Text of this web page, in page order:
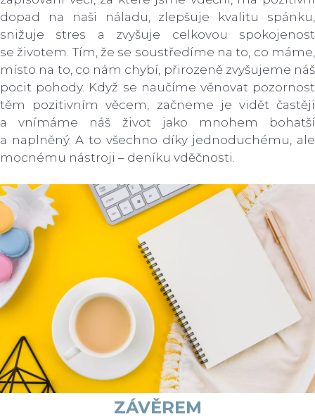
dopad na naši náladu, zlepšuje kvalitu spánku,
snižuje stres a zvyšuje celkovou spokojenost
se životem. Tím, že se soustředíme na to, co máme,
místo na to, co nám chybí, přirozeně zvyšujeme náš
pocit pohody. Když se naučíme věnovat pozornost
těm pozitivním věcem, začneme je vidět častěji
a vnímáme náš život jako mnohem bohatší
a naplněný. A to všechno díky jednoduchému, ale
mocnému nástroji – deníku vděčnosti.
ZÁVĚREM